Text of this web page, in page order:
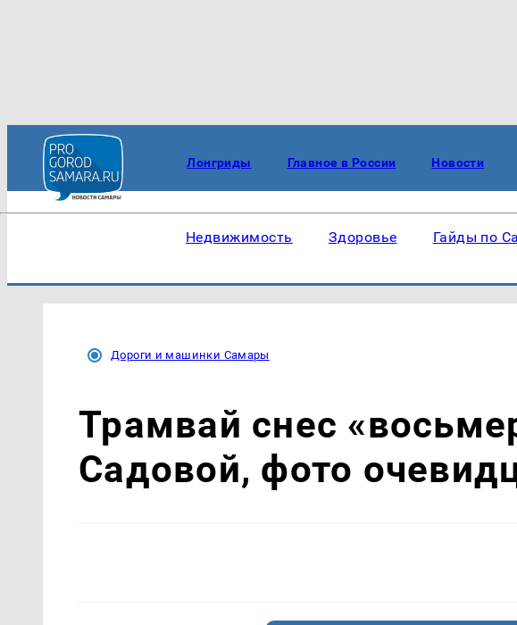
Лонгриды Главное в России Новости
Недвижимость Здоровье Гайды по
Дороги и машинки Самары
Трамвай снес
Садовой, фото